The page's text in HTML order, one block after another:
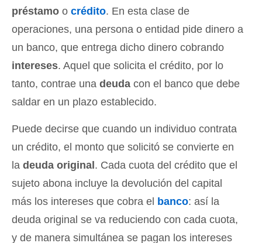
préstamo o crédito. En esta clase de
operaciones, una persona o entidad pide dinero a
un banco, que entrega dicho dinero cobrando
intereses. Aquel que solicita el crédito, por lo
tanto, contrae una deuda con el banco que debe
saldar en un plazo establecido.
Puede decirse que cuando un individuo contrata
un crédito, el monto que solicitó se convierte en
la deuda original. Cada cuota del crédito que el
sujeto abona incluye la devolución del capital
más los intereses que cobra el banco: así la
deuda original se va reduciendo con cada cuota,
y de manera simultánea se pagan los intereses